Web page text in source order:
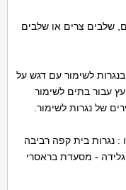
שלבים צרים או שלבים
לשימור עם דגש על
עץ עבור בתים לשימור
של נגרות לשימור.
: נגרות בית קפה רביבה
- מסעדת בראסרי